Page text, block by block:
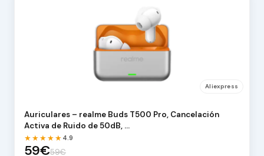
Aliexpress
Auriculares – realme Buds T500 Pro, Cancelación
Activa de Ruido de 50dB, …
★★★★★ 4.9
59€59€